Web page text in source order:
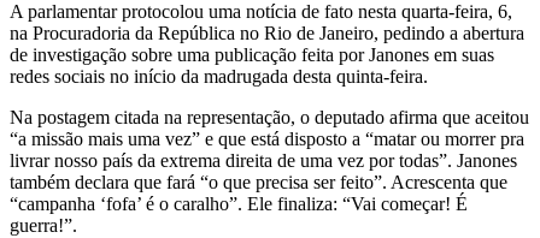
A parlamentar protocolou uma notícia de fato nesta quarta-feira, 6,
na Procuradoria da República no Rio de Janeiro, pedindo a abertura
de investigação sobre uma publicação feita por Janones em suas
redes sociais no início da madrugada desta quinta-feira.
Na postagem citada na representação, o deputado afirma que aceitou
“a missão mais uma vez” e que está disposto a “matar ou morrer pra
livrar nosso país da extrema direita de uma vez por todas”. Janones
também declara que fará “o que precisa ser feito”. Acrescenta que
“campanha ‘fofa’ é o caralho”. Ele finaliza: “Vai começar! É
guerra!”.